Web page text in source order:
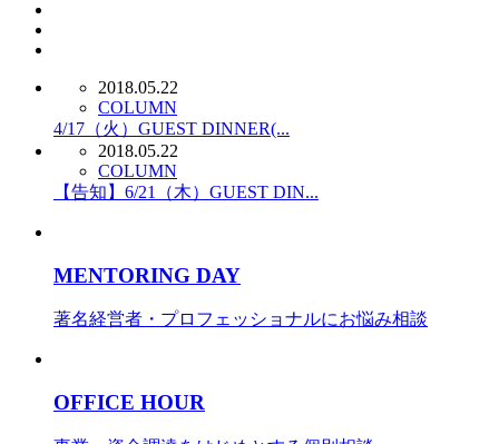
2018.05.22
COLUMN
4/17（火）GUEST DINNER(...
2018.05.22
COLUMN
【告知】6/21（木）GUEST DIN...
MENTORING DAY
著名経営者・プロフェッショナルにお悩み相談
OFFICE HOUR